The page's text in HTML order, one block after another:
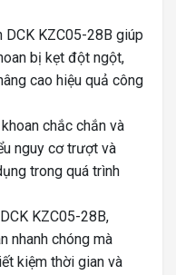
DCK KZC05-28B giúp
bị kẹt đột ngột,
cao hiệu quả công
chắc chắn và
nguy cơ trượt và
trong quá trình
KZC05-28B,
nhanh chóng mà
kiệm thời gian và